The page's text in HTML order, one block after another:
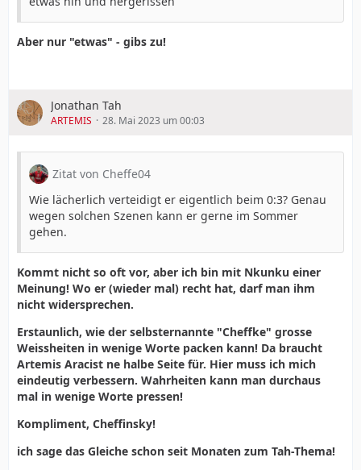
Aber nur "etwas" - gibs zu!
Jonathan Tah
ARTEMIS 28. Mai 2023 um 00:03
Zitat von Cheffe04
Wie lächerlich verteidigt er eigentlich beim 0:3? Genau
wegen solchen Szenen kann er gerne im Sommer
gehen.
Kommt nicht so oft vor, aber ich bin mit Nkunku einer
Meinung! Wo er (wieder mal) recht hat, darf man ihm
nicht widersprechen.
Erstaunlich, wie der selbsternannte "Cheffke" grosse
Weissheiten in wenige Worte packen kann! Da braucht
Artemis Aracist ne halbe Seite für. Hier muss ich mich
eindeutig verbessern. Wahrheiten kann man durchaus
mal in wenige Worte pressen!
Kompliment, Cheffinsky!
ich sage das Gleiche schon seit Monaten zum Tah-Thema!